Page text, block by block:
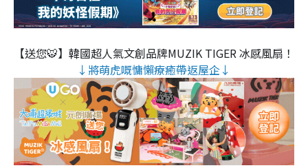
【送您🐯】韓國超人氣文創品牌MUZIK TIGER 冰感風扇！
↓將萌虎嘅慵懶療癒帶返屋企↓